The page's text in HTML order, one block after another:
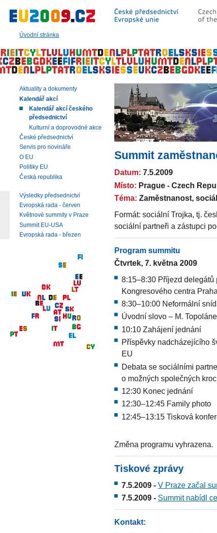
Úvodní stránka
hlavní
|
navigaci
|
vyhledávání
Summit
Datum: 7.5.2009
Místo: Prague - Czech
Téma: Zaměstnanost,
Formát: sociální Trojka, tj.
sociální partneři a zástupci
Program summitu
Čtvrtek, 7. května 2009
8:15–8:30 Příjezd
Kongresového centra
8:30–10:00 Neformální
Úvodní slovo – M.
10:10 Zahájení jednání
Příspěvky nadcházejícího
EU
Debata se sociálními
o možných společných
12:30 Konec jednání
12:30–12:45 Family photo
12:45–13:15 Tisková
Změna programu vyhrazena.
Tiskové zprávy
7.5.2009 - V Praze začal
7.5.2009 - Summit nabídl
Kontakt:
Aktuality a dokumenty
Kalendář akcí
Kalendář akcí českého
předsednictví
Kulturní a doprovodné akce
České předsednictví
Servis pro novináře
O EU
Politiky EU
Česká republika
Výsledky předsednictví
Evropská rada - červen
Květnové summity v Praze
Summit EU-USA
Evropská rada - březen